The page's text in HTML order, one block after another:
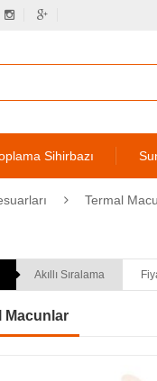
Sihirbazı
Termal
Akıllı Sıralama
Macunlar